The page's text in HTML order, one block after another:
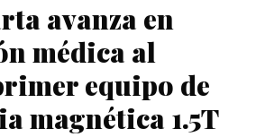
avanza en
médica al
equipo de
magnética 1.5T